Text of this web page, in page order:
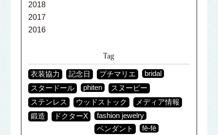
2018
2017
2016
Tag
衣装協力 記念日 プチマリエ
bridal
スタードール
phiten
スヌーピー
ステンレス
ウッドストック
メディア情報
鍛造
ドクターX
fashion jewelry
ペンダント
fē-fē